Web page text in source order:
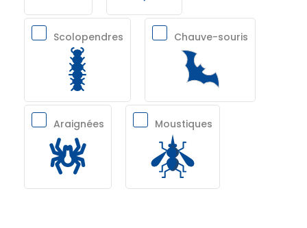
Scolopendres Chauve-souris
Araignées Moustiques